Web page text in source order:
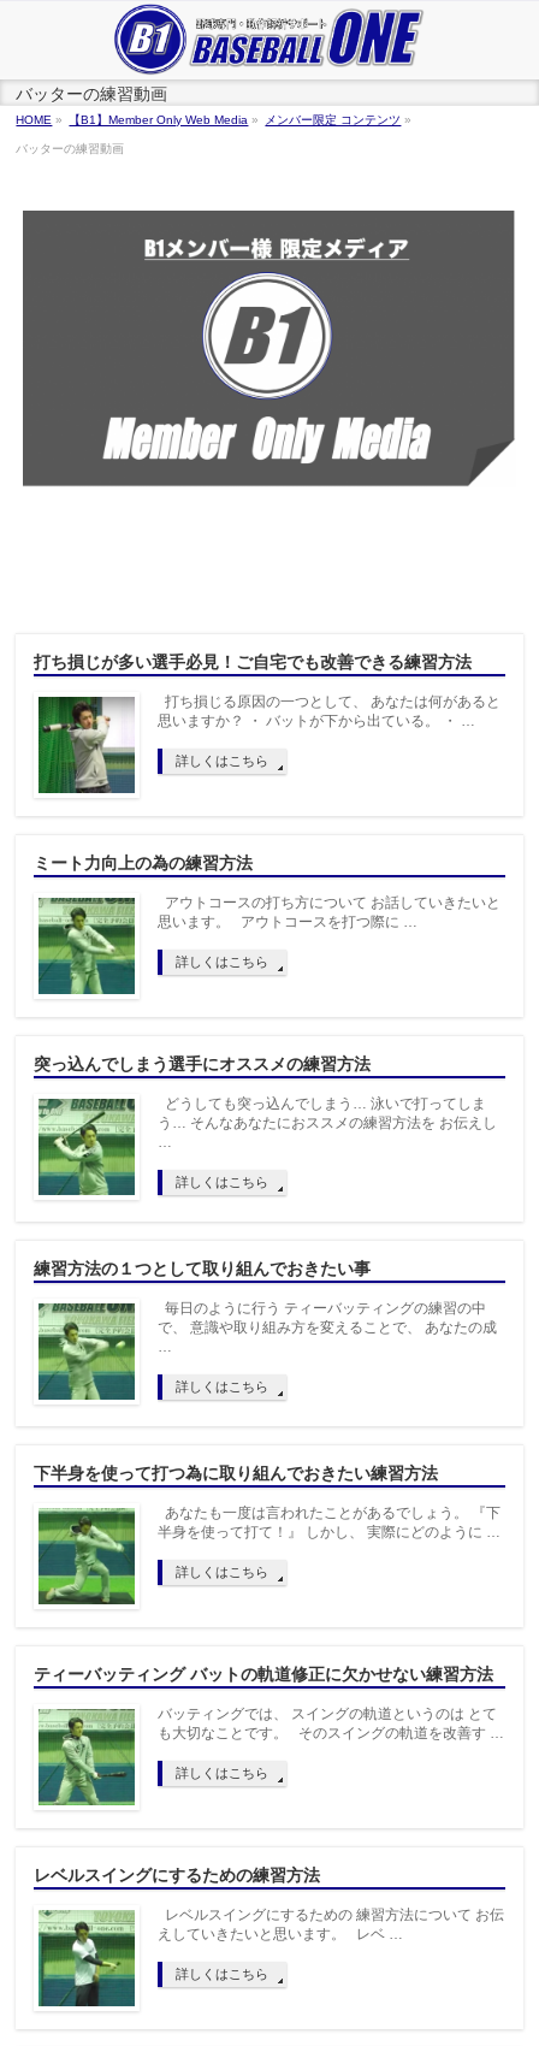
バッターの練習動画
HOME » 【B1】Member Only Web Media » メンバー限定 コンテンツ »
バッターの練習動画
打ち損じが多い選手必見！ご自宅でも改善できる練習方法
打ち損じる原因の一つとして、 あなたは何があると
思いますか？ ・ バットが下から出ている。 ・ …
詳しくはこちら
ミート力向上の為の練習方法
アウトコースの打ち方について お話していきたいと
思います。 アウトコースを打つ際に …
詳しくはこちら
突っ込んでしまう選手にオススメの練習方法
どうしても突っ込んでしまう… 泳いで打ってしま
う… そんなあなたにおススメの練習方法を お伝えし
詳しくはこちら
練習方法の１つとして取り組んでおきたい事
毎日のように行う ティーバッティングの練習の中
で、 意識や取り組み方を変えることで、 あなたの成
詳しくはこちら
下半身を使って打つ為に取り組んでおきたい練習方法
あなたも一度は言われたことがあるでしょう。 『下
半身を使って打て！』 しかし、 実際にどのように …
詳しくはこちら
ティーバッティング バットの軌道修正に欠かせない練習方法
バッティングでは、 スイングの軌道というのは とて
も大切なことです。 そのスイングの軌道を改善す …
詳しくはこちら
レベルスイングにするための練習方法
レベルスイングにするための 練習方法について お伝
えしていきたいと思います。 レベ …
詳しくはこちら